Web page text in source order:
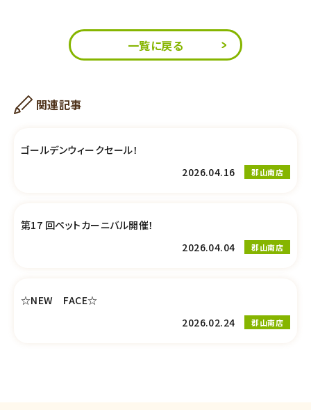
一覧に戻る
関連記事
ゴールデンウィークセール！
2026.04.16
郡山南店
第17 回ペットカーニバル開催！
2026.04.04
郡山南店
☆NEW FACE☆
2026.02.24
郡山南店